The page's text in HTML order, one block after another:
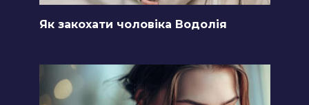
Як закохати чоловіка Водолія